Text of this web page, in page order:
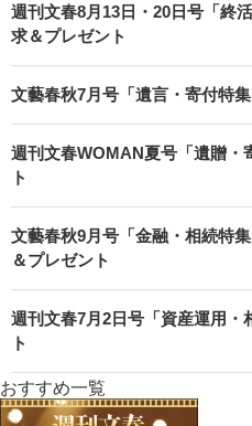
週刊文春8月13日・20日号「終
求＆プレゼント
文藝春秋7月号「遺言・寄付特
週刊文春WOMAN夏号「遺贈・
ト
文藝春秋9月号「金融・相続特
＆プレゼント
週刊文春7月2日号「資産運用・
ト
おすすめ一覧